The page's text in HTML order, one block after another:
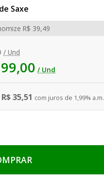
Saxe
/ Und
/ Und
R$ 39,49
35,51 com juros de 1,99% a.m.